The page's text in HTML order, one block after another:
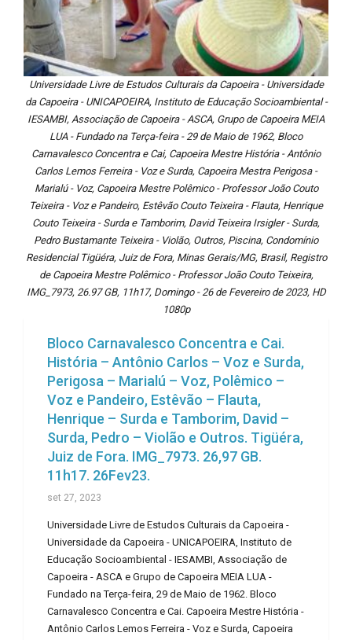
Universidade Livre de Estudos Culturais da Capoeira - Universidade
da Capoeira - UNICAPOEIRA, Instituto de Educação Socioambiental -
IESAMBI, Associação de Capoeira - ASCA, Grupo de Capoeira MEIA
LUA - Fundado na Terça-feira - 29 de Maio de 1962, Bloco
Carnavalesco Concentra e Cai, Capoeira Mestre História - Antônio
Carlos Lemos Ferreira - Voz e Surda, Capoeira Mestra Perigosa -
Marialú - Voz, Capoeira Mestre Polêmico - Professor João Couto
Teixeira - Voz e Pandeiro, Estêvão Couto Teixeira - Flauta, Henrique
Couto Teixeira - Surda e Tamborim, David Teixeira Irsigler - Surda,
Pedro Bustamante Teixeira - Violão, Outros, Piscina, Condomínio
Residencial Tigüéra, Juiz de Fora, Minas Gerais/MG, Brasil, Registro
de Capoeira Mestre Polêmico - Professor João Couto Teixeira,
IMG_7973, 26.97 GB, 11h17, Domingo - 26 de Fevereiro de 2023, HD
1080p
Bloco Carnavalesco Concentra e Cai.
História – Antônio Carlos – Voz e Surda,
Perigosa – Marialú – Voz, Polêmico –
Voz e Pandeiro, Estêvão – Flauta,
Henrique – Surda e Tamborim, David –
Surda, Pedro – Violão e Outros. Tigüéra,
Juiz de Fora. IMG_7973. 26,97 GB.
11h17. 26Fev23.
set 27, 2023
Universidade Livre de Estudos Culturais da Capoeira -
Universidade da Capoeira - UNICAPOEIRA, Instituto de
Educação Socioambiental - IESAMBI, Associação de
Capoeira - ASCA e Grupo de Capoeira MEIA LUA -
Fundado na Terça-feira, 29 de Maio de 1962. Bloco
Carnavalesco Concentra e Cai. Capoeira Mestre História -
Antônio Carlos Lemos Ferreira - Voz e Surda, Capoeira